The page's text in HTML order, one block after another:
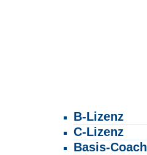
B-Lizenz
C-Lizenz
Basis-Coach